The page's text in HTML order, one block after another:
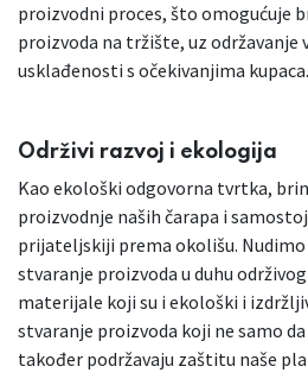
proizvodni proces, što omogućuje
proizvoda na tržište, uz održavanje
usklađenosti s očekivanjima kupaca.
Održivi razvoj i ekologija
Kao ekološki odgovorna tvrtka,
proizvodnje naših čarapa i
prijateljskiji prema okolišu.
stvaranje proizvoda u duhu
materijale koji su i ekološki i
stvaranje proizvoda koji ne samo
također podržavaju zaštitu naše